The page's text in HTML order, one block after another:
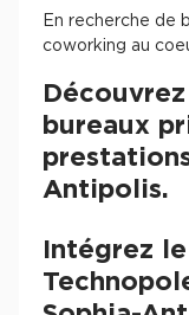
En recherche de
coworking au
bureaux
Antipolis.
Intégrez